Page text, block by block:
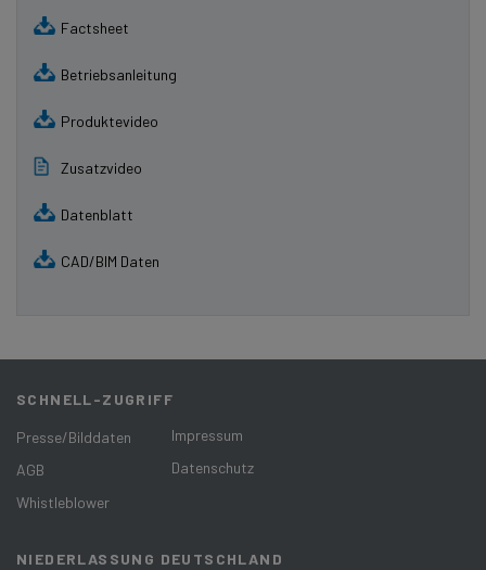
Factsheet
Betriebsanleitung
Produktevideo
Zusatzvideo
Datenblatt
CAD/BIM Daten
SCHNELL-ZUGRIFF
Presse/Bilddaten
AGB
Whistleblower
Impressum
Datenschutz
NIEDERLASSUNG DEUTSCHLAND